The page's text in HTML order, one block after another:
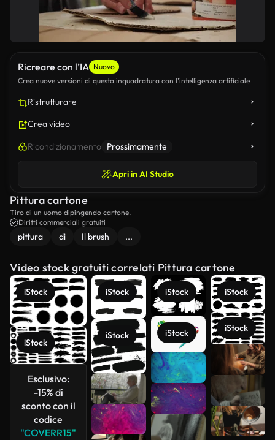
Ricreare con l’IA Nuovo
Crea nuove versioni di questa inquadratura con l’intelligenza artificiale
Ristrutturare
Crea video
Ricondizionamento Prossimamente
Apri in AI Studio
Pittura cartone
Tiro di un uomo dipingendo cartone.
Diritti commerciali gratuiti
pittura di Il brush ...
Video stock gratuiti correlati Pittura cartone
iStock
iStock
Esclusivo:
-15% di
sconto con il
codice
"COVERR15"
iStock
iStock
iStock
iStock
iStock
iStock
Scopri di